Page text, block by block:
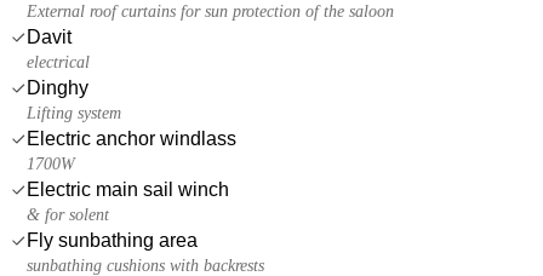
External roof curtains for sun protection of the saloon
Davit
electrical
Dinghy
Lifting system
Electric anchor windlass
1700W
Electric main sail winch
& for solent
Fly sunbathing area
sunbathing cushions with backrests